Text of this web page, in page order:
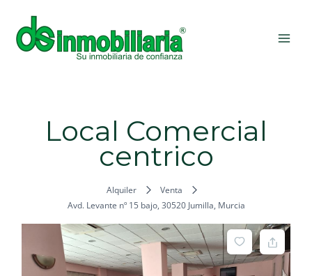
contenido
Local Comercial
centrico
Alquiler
Venta
Avd. Levante nº 15 bajo, 30520 Jumilla, Murcia